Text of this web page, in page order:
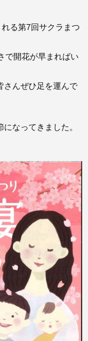
る第7回サクラまつ
で開花が早まればい
さんぜひ足を運んで
なってきました。